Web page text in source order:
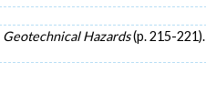
Geotechnical Hazards(p. 215-221).